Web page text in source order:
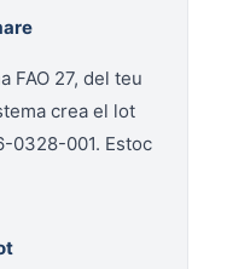
FAO 27, del teu
crea el lot
0328-001. Estoc